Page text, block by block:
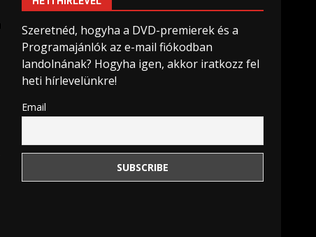
Szeretnéd, hogyha a DVD-premierek és a
Programajánlók az e-mail fiókodban
landolnának? Hogyha igen, akkor iratkozz fel
heti hírlevelünkre!
Email